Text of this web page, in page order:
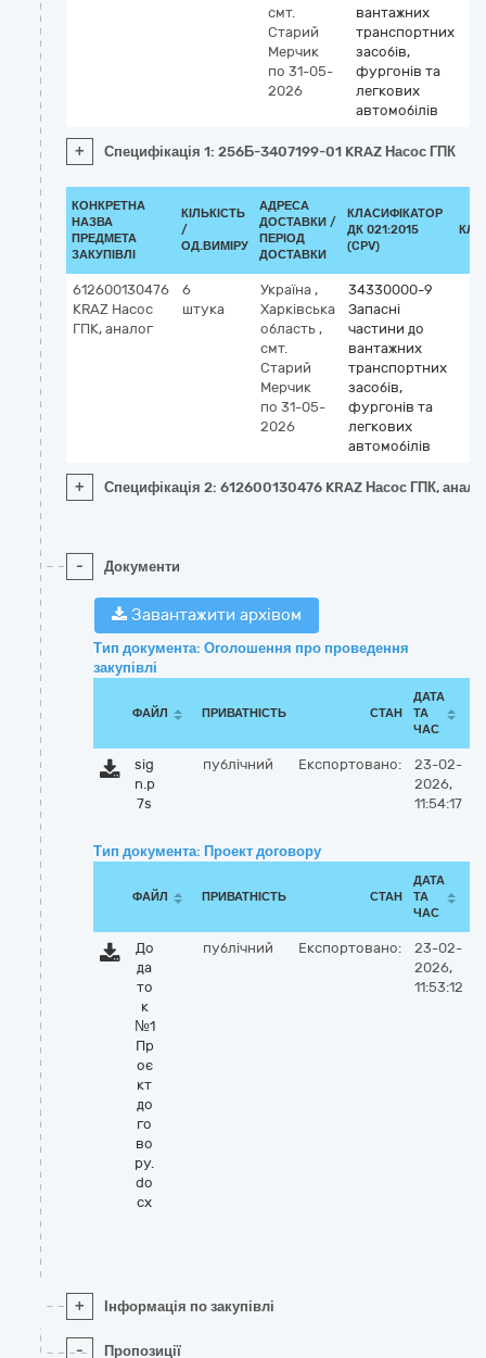
смт.
Старий
Мерчик
по 31-05-
2026
вантажних
транспортних
засобів,
фургонів та
легкових
автомобілів
+ Специфікація 1: 256Б-3407199-01 KRAZ Насос ГПК
КОНКРЕТНА
НАЗВА
ПРЕДМЕТА
ЗАКУПІВЛІ
КІЛЬКІСТЬ
/
ОД.ВИМІРУ
АДРЕСА
ДОСТАВКИ /
ПЕРІОД
ДОСТАВКИ
КЛАСИФІКАТОР
ДК 021:2015
(CPV)
612600130476
KRAZ Насос
ГПК, аналог
6
штука
Україна ,
Харківська
область ,
смт.
Старий
Мерчик
по 31-05-
2026
34330000-9
Запасні
частини до
вантажних
транспортних
засобів,
фургонів та
легкових
автомобілів
+ Специфікація 2: 612600130476 KRAZ Насос ГПК,
- Документи
Завантажити архівом
Тип документа: Оголошення про проведення
закупівлі
ФАЙЛ ПРИВАТНІСТЬ СТАН
ДАТА
ТА
ЧАС
sig
n.p
7s
публічний Експортовано:
23-02-
2026,
11:54:17
Тип документа: Проект договору
ФАЙЛ ПРИВАТНІСТЬ СТАН
ДАТА
ТА
ЧАС
До
да
то
к
№1
Пр
оє
кт
до
го
во
ру.
do
cx
публічний Експортовано:
23-02-
2026,
11:53:12
+ Інформація по закупівлі
- Пропозиції